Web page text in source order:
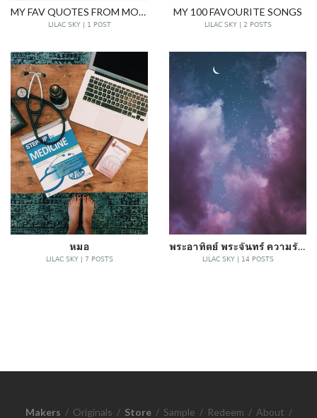
MY FAV QUOTES FROM MOVIES
LILAC SKY | 1 POST
MY 100 FAVOURITE SONGS
LILAC SKY | 2 POSTS
หมอ
LILAC SKY | 7 POSTS
พระอาทิตย์ พระจันทร์ ความรัก และคุณ
LILAC SKY | 14 POSTS
Makers / Originals / Store / Sample / Redeem / About /